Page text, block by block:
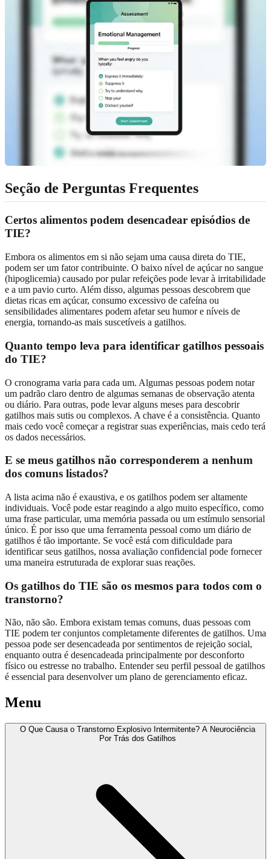
Seção de Perguntas Frequentes
Certos alimentos podem desencadear episódios de
TIE?
Embora os alimentos em si não sejam uma causa direta do TIE,
podem ser um fator contribuinte. O baixo nível de açúcar no sangue
(hipoglicemia) causado por pular refeições pode levar à irritabilidade
e a um pavio curto. Além disso, algumas pessoas descobrem que
dietas ricas em açúcar, consumo excessivo de cafeína ou
sensibilidades alimentares podem afetar seu humor e níveis de
energia, tornando-as mais suscetíveis a gatilhos.
Quanto tempo leva para identificar gatilhos pessoais
do TIE?
O cronograma varia para cada um. Algumas pessoas podem notar
um padrão claro dentro de algumas semanas de observação atenta
ou diário. Para outras, pode levar alguns meses para descobrir
gatilhos mais sutis ou complexos. A chave é a consistência. Quanto
mais cedo você começar a registrar suas experiências, mais cedo terá
os dados necessários.
E se meus gatilhos não corresponderem a nenhum
dos comuns listados?
A lista acima não é exaustiva, e os gatilhos podem ser altamente
individuais. Você pode estar reagindo a algo muito específico, como
uma frase particular, uma memória passada ou um estímulo sensorial
único. É por isso que uma ferramenta pessoal como um diário de
gatilhos é tão importante. Se você está com dificuldade para
identificar seus gatilhos, nossa avaliação confidencial pode fornecer
uma maneira estruturada de explorar suas reações.
Os gatilhos do TIE são os mesmos para todos com o
transtorno?
Não, não são. Embora existam temas comuns, duas pessoas com
TIE podem ter conjuntos completamente diferentes de gatilhos. Uma
pessoa pode ser desencadeada por sentimentos de rejeição social,
enquanto outra é desencadeada principalmente por desconforto
físico ou estresse no trabalho. Entender seu perfil pessoal de gatilhos
é essencial para desenvolver um plano de gerenciamento eficaz.
Menu
O Que Causa o Transtorno Explosivo Intermitente? A Neurociência
Por Trás dos Gatilhos